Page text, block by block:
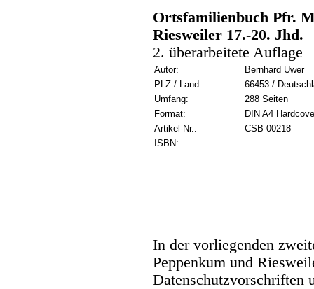
Ortsfamilienbuch Pfr.
Riesweiler 17.-20. Jhd.
2. überarbeitete Auflage
Autor:
Bernhard Uwer
PLZ / Land:
66453 /
Umfang:
288 Seiten
Format:
DIN A4
Artikel-Nr.:
CSB-00218
ISBN:
In der vorliegenden
Peppenkum und
Datenschutzvorschriften